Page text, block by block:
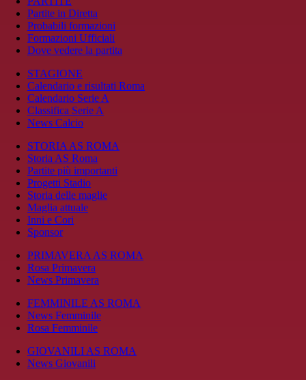
Partite in Diretta
Probabili formazioni
Formazioni Ufficiali
Dove vedere la partita
STAGIONE
Calendario e risultati Roma
Calendario Serie A
Classifica Serie A
News Calcio
STORIA AS ROMA
Storia AS Roma
Partite più importanti
Progetti Stadio
Storia delle maglie
Maglia attuale
Inni e Cori
Sponsor
PRIMAVERA AS ROMA
Rosa Primavera
News Primavera
FEMMINILE AS ROMA
News Femminile
Rosa Femminile
GIOVANILI AS ROMA
News Giovanili